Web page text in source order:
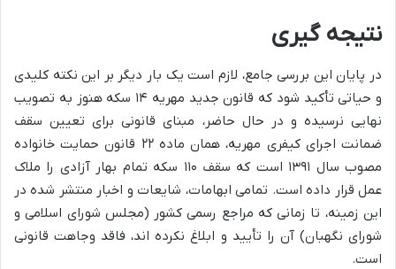
نتیجه گیری
در پایان این بررسی جامع، لازم است یک بار دیگر بر این نکته کلیدی
و حیاتی تأکید شود که قانون جدید مهریه ۱۴ سکه هنوز به تصویب
نهایی نرسیده و در حال حاضر، مبنای قانونی برای تعیین سقف
ضمانت اجرای کیفری مهریه، همان ماده ۲۲ قانون حمایت خانواده
مصوب سال ۱۳۹۱ است که سقف ۱۱۰ سکه تمام بهار آزادی را ملاک
عمل قرار داده است. تمامی ابهامات، شایعات و اخبار منتشر شده در
این زمینه، تا زمانی که مراجع رسمی کشور (مجلس شورای اسلامی و
شورای نگهبان) آن را تأیید و ابلاغ نکرده اند، فاقد وجاهت قانونی
است.